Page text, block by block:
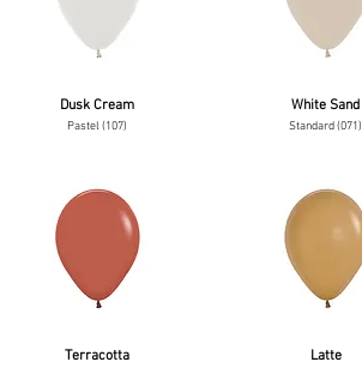
Dusk Cream
Pastel (107)
Terracotta
White Sand
Standard (071)
Latte